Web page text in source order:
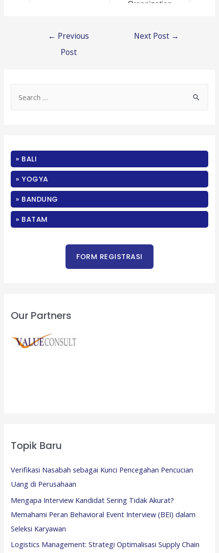
Organization
← Previous
Post
Next Post →
f
o
r
» BALI
» YOGYA
» BANDUNG
» BATAM
Our Partners
Topik Baru
Verifikasi Nasabah sebagai Kunci Pencegahan Pencucian
Uang di Perusahaan
Mengapa Interview Kandidat Sering Tidak Akurat?
Memahami Peran Behavioral Event Interview (BEI) dalam
Seleksi Karyawan
Logistics Management: Strategi Optimalisasi Supply Chain